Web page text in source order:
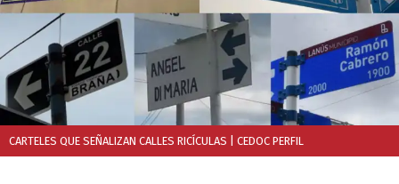
CARTELES QUE SEÑALIZAN CALLES RICÍCULAS | CEDOC PERFIL